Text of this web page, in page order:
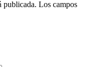
publicada. Los campos